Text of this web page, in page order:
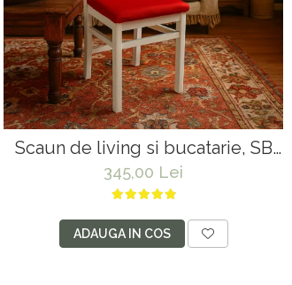
Scaun de living si bucatarie, SB
Tim, din lemn masiv fag, tapiterie
stofa, lacuit, 120 kg, 96x43x40
345,00 Lei
ADAUGA IN COS